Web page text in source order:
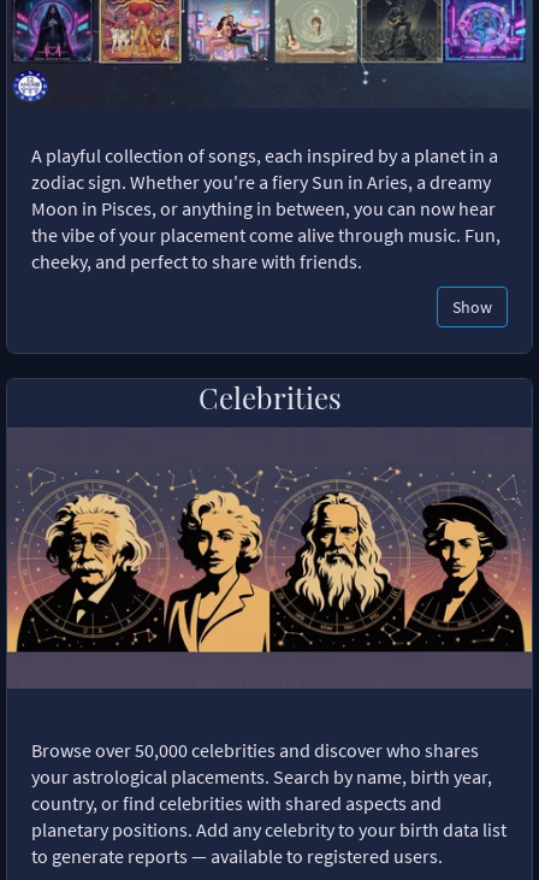
A playful collection of songs, each inspired by a planet in a
zodiac sign. Whether you're a fiery Sun in Aries, a dreamy
Moon in Pisces, or anything in between, you can now hear
the vibe of your placement come alive through music. Fun,
cheeky, and perfect to share with friends.
Show
Celebrities
Browse over 50,000 celebrities and discover who shares
your astrological placements. Search by name, birth year,
country, or find celebrities with shared aspects and
planetary positions. Add any celebrity to your birth data list
to generate reports — available to registered users.